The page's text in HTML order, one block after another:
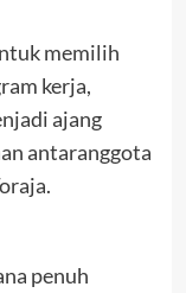
memilih
kerja,
ajang
antaranggota
penuh